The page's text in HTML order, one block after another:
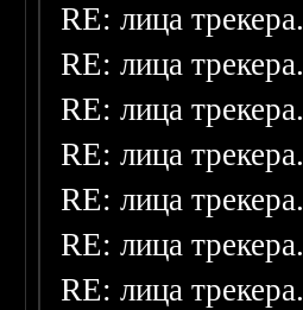
RE: лица трекера.
RE: лица трекера.
RE: лица трекера.
RE: лица трекера.
RE: лица трекера.
RE: лица трекера.
RE: лица трекера.